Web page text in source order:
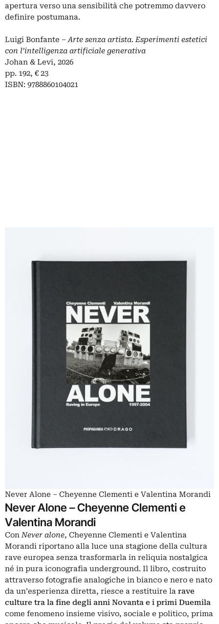
apertura verso una sensibilità che potremmo davvero
definire postumana.
Luigi Bonfante –Arte senza artista. Esperimenti estetici
con l’intelligenza artificiale generativa
Johan & Levi, 2026
pp. 192, € 23
ISBN: 9788860104021
Never Alone – Cheyenne Clementi e Valentina Morandi
Never Alone – Cheyenne Clementi e
Valentina Morandi
ConNever alone, Cheyenne Clementi e Valentina
Morandi riportano alla luce una stagione della cultura
rave europea senza trasformarla in reliquia nostalgica
né in pura iconografia underground. Il libro, costruito
attraverso fotografie analogiche in bianco e nero e nato
da un’esperienza diretta, riesce a restituire la rave
culture tra la fine degli anni Novanta e i primi Duemila
come fenomeno insieme visivo, sociale e politico, prima